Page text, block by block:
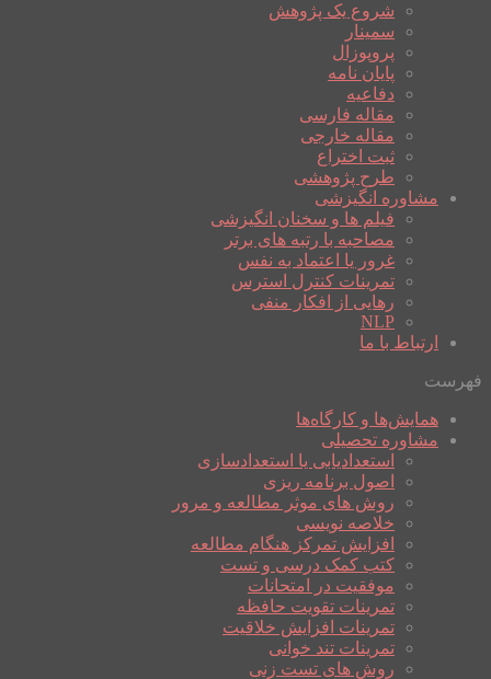
شروع یک پژوهش
سمینار
پروپوزال
پایان نامه
دفاعیه
مقاله فارسی
مقاله خارجی
ثبت اختراع
طرح پژوهشی
مشاوره انگیزشی
فیلم ها و سخنان انگیزشی
مصاحبه با رتبه های برتر
غرور یا اعتماد به نفس
تمرینات کنترل استرس
رهایی از افکار منفی
NLP
ارتباط با ما
فهرست
همایش‌ها و کارگاه‌ها
مشاوره تحصیلی
استعدادیابی یا استعدادسازی
اصول برنامه ریزی
روش های موثر مطالعه و مرور
خلاصه نویسی
افزایش تمرکز هنگام مطالعه
کتب کمک درسی و تست
موفقیت در امتحانات
تمرینات تقویت حافظه
تمرینات افزایش خلاقیت
تمرینات تند خوانی
روش های تست زنی